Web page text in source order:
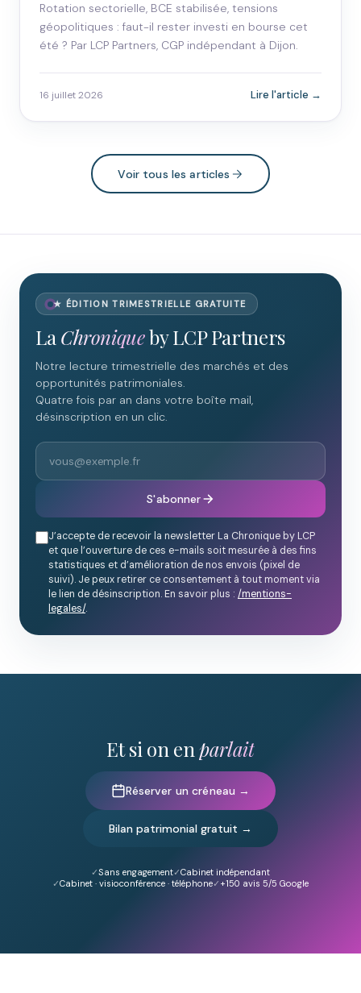
Rotation sectorielle, BCE stabilisée, tensions
géopolitiques : faut-il rester investi en bourse cet
été ? Par LCP Partners, CGP indépendant à Dijon.
16 juillet 2026 Lire l'article →
Voir tous les articles
★ ÉDITION TRIMESTRIELLE GRATUITE
La Chroniqueby LCP Partners
Notre lecture trimestrielle des marchés et des
opportunités patrimoniales.
Quatre fois par an dans votre boîte mail,
désinscription en un clic.
S'abonner
J’accepte de recevoir la newsletter La Chronique by LCP
et que l’ouverture de ces e-mails soit mesurée à des fins
statistiques et d’amélioration de nos envois (pixel de
suivi). Je peux retirer ce consentement à tout moment via
le lien de désinscription. En savoir plus : /mentions-
legales/.
Et si on enparlait
Réserver un créneau →
Bilan patrimonial gratuit →
Sans engagement
Cabinet indépendant
Cabinet · visioconférence · téléphone
+150 avis 5/5 Google